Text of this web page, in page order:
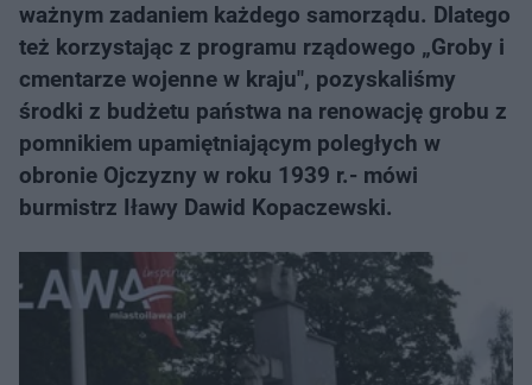
ważnym zadaniem każdego samorządu. Dlatego
też korzystając z programu rządowego „Groby i
cmentarze wojenne w kraju", pozyskaliśmy
środki z budżetu państwa na renowację grobu z
pomnikiem upamiętniającym poległych w
obronie Ojczyzny w roku 1939 r.- mówi
burmistrz Iławy Dawid Kopaczewski.